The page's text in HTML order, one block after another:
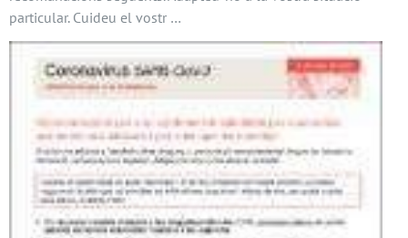
particular. Cuideu el vostr …